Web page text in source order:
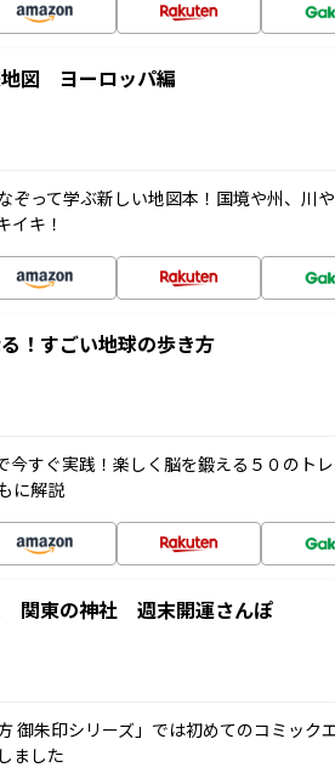
図 ヨーロッパ編
ぞって学ぶ新しい地図本！国境や州、川
イキ！
！すごい地球の歩き方
今すぐ実践！楽しく脳を鍛える５０のト
に解説
関東の神社 週末開運さんぽ
御朱印シリーズ」では初めてのコミック
ました